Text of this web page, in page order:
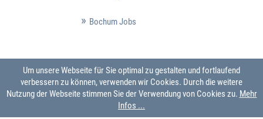
Bochum Jobs
Um unsere Webseite für Sie optimal zu gestalten und fortlaufend
verbessern zu können, verwenden wir Cookies. Durch die weitere
Nutzung der Webseite stimmen Sie der Verwendung von Cookies zu. Mehr
Infos ...